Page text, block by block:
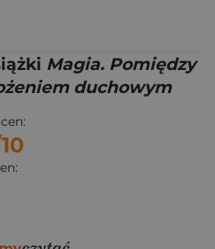
Magia. Pomiędzy
duchowym